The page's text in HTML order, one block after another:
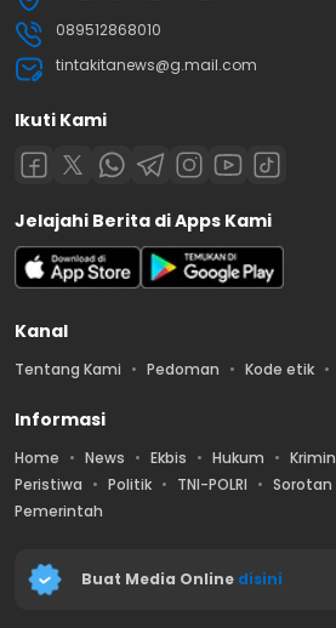
089512868010
tintakitanews@g.mail.com
Ikuti Kami
Jelajahi Berita di Apps Kami
Kanal
Tentang Kami Pedoman Kode etik
Informasi
Home News Ekbis Hukum
Peristiwa
Politik TNI-POLRI Sorotan
Pemerintah
Buat Media Online disini